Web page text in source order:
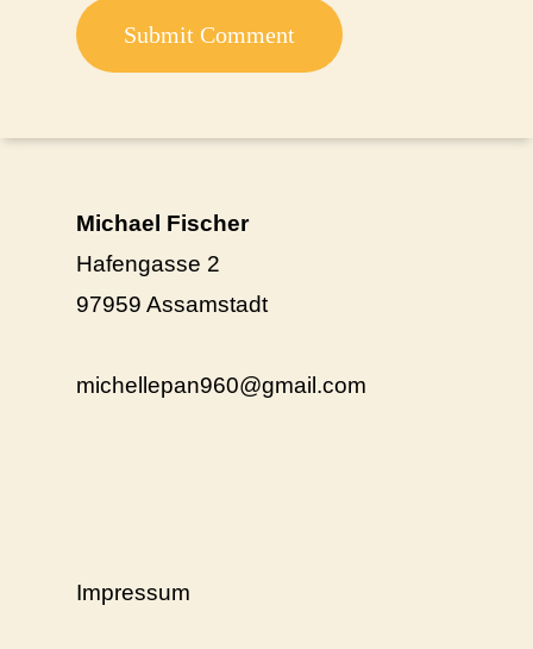
Michael Fischer
Hafengasse 2
97959 Assamstadt
michellepan960@gmail.com
Impressum